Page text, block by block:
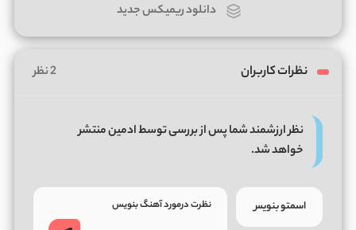
دانلود ریمیکس جدید
نظرات کاربران 2 نظر
نظر ارزشمند شما پس از بررسی توسط ادمین منتشر
خواهد شد.